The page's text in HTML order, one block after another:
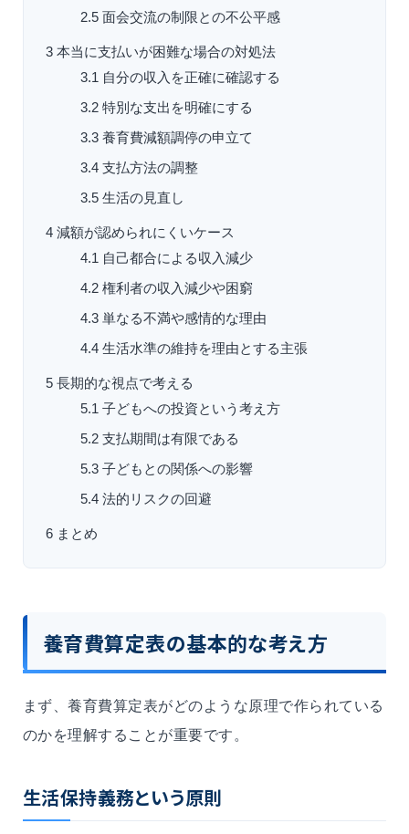
2.5 面会交流の制限との不公平感
3 本当に支払いが困難な場合の対処法
3.1 自分の収入を正確に確認する
3.2 特別な支出を明確にする
3.3 養育費減額調停の申立て
3.4 支払方法の調整
3.5 生活の見直し
4 減額が認められにくいケース
4.1 自己都合による収入減少
4.2 権利者の収入減少や困窮
4.3 単なる不満や感情的な理由
4.4 生活水準の維持を理由とする主張
5 長期的な視点で考える
5.1 子どもへの投資という考え方
5.2 支払期間は有限である
5.3 子どもとの関係への影響
5.4 法的リスクの回避
6 まとめ
養育費算定表の基本的な考え方
まず、養育費算定表がどのような原理で作られている
のかを理解することが重要です。
生活保持義務という原則